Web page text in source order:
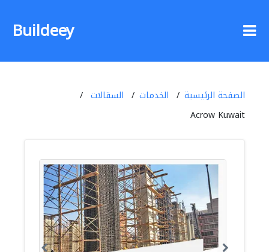
Buildeey
الصفحة الرئيسية الخدمات
السقالات
Acrow Kuwait